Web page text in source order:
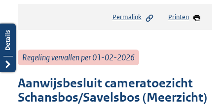
Permalink Printen
Regeling vervallen per 01-02-2026
Aanwijsbesluit cameratoezicht
Schansbos/Savelsbos (Meerzicht)